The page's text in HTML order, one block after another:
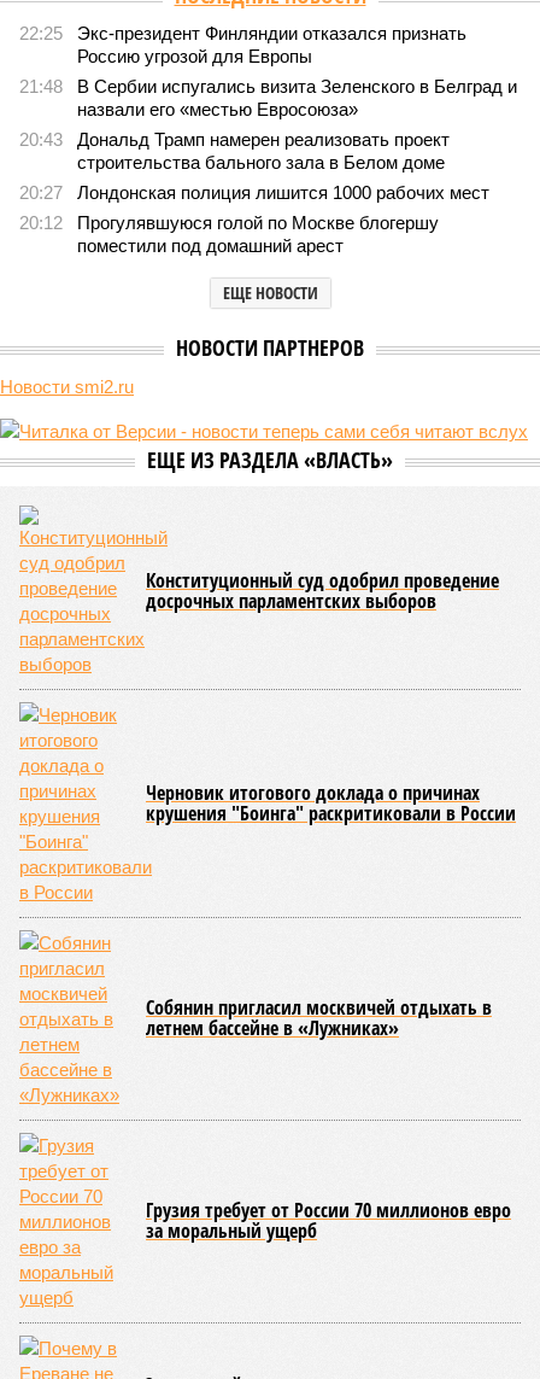
крутой нрав – когда покажет снова?
Земля уже не раз показывала человечеству свой крутой
нрав – когда покажет снова?
Последние времена
Земля уже не раз показывала человечеству свой крутой нрав – когда
покажет снова? (фото: АР-ТАСС)
Природа постоянно вступает в противоречие с нами. Ведь пока
она стремится всё на планете держать в балансе, человечество
массовые катастрофы в прошлом – какими они были? Какие
ждут нас со дня на день и чем грозят?
последствия очередного апокалипсиса, искусственно
вызванного группой биологов, называется «Конец всей
этой мерзости». В реальной жизни участия пытливых
исследователей в организации конца света может не
понадобиться: природа сама разберётся, как и где
уменьшить масштабы человеческой популяции.
(фото: en.wikipedia.org)
Да, наша любимая маленькая планета может быть
единственной, где в пределах Солнечной системы есть
полноценная жизнь, но Земля также регулярно пытается
эту жизнь уничтожить. Так уж вышло, что внутренние
процессы на планете включают в себя всевозможные
геологические, метеорологические и физические явления,
которые для человека довольно опасны. Или попросту
смертельны. И вот несколько тому примеров.
Все стихии сразу
Около 100 лет назад в Поднебесной приключилось то, что
у нас назвали бы тридцатью тремя несчастьями. Страну
последовательно поразили: многолетняя засуха, страшный
паводок, невероятные ливни. Несколько миллионов
человек не пережили этот разгул стихий. Вот что тогда
приключилось.
Зима 1931 года выдалась в Китае чрезвычайно
продолжительной и суровой. Снега образовалось огромное
количество – казалось бы, хороший знак после периода
великой суши, продолжавшегося с 1928-го. Но всё
обратилось катастрофой. Снег растаял, устремился в реки,
начался небывалый паводок, быстро обернувшийся
страшным наводнением, которое обильные весенние ливни